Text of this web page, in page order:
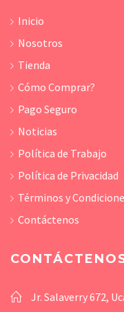
Inicio
Nosotros
Tienda
Cómo Comprar?
Pago Seguro
Noticias
Política de Trabajo
Política de Privacidad
Términos y
Contáctenos
Jr. Salaverry 672,